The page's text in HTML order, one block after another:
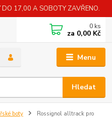
17,00 A SOBOTY ZAVŘENO.
Menu
Hledat
0 ks
za 0,00 Kč
boty
Rossignol alltrack pro